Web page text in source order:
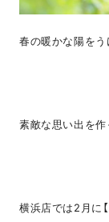
春の暖かな陽をう
素敵な思い出を
横浜店では2月に